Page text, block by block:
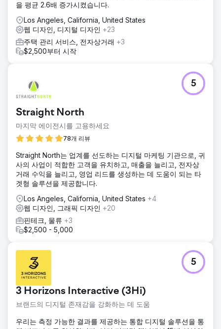
을 평균 2.6배 증가시켰습니다.
Los Angeles, California, United States
웹 디자인, 디지털 디자인 +23
주택 관리 서비스, 전자상거래 +3
$2,500부터 시작
Straight North
마지막 에이전시를 고용하세요
78개 리뷰
5
Straight North는 업계를 선도하는 디지털 마케팅 기관으로, 귀
사의 사업이 적합한 고객을 유치하고, 매출을 늘리고, 전자상
거래 수익을 늘리고, 영업 리드를 생성하는 데 도움이 되는 타
겟형 솔루션을 제공합니다.
Los Angeles, California, United States +4
웹 디자인, 그래픽 디자인 +20
핀테크, 물류 +3
$2,500 - 5,000
3 Horizons Interactive (3Hi)
브랜드의 디지털 존재감을 강화하는 데 도움
5
우리는 측정 가능한 결과를 제공하는 통합 디지털 솔루션을 통